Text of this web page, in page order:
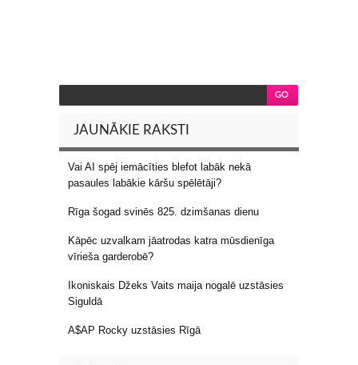
JAUNĀKIE RAKSTI
Vai AI spēj iemācīties blefot labāk nekā
pasaules labākie kāršu spēlētāji?
Rīga šogad svinēs 825. dzimšanas dienu
Kāpēc uzvalkam jāatrodas katra mūsdienīga
vīrieša garderobē?
Ikoniskais Džeks Vaits maija nogalē uzstāsies
Siguldā
A$AP Rocky uzstāsies Rīgā